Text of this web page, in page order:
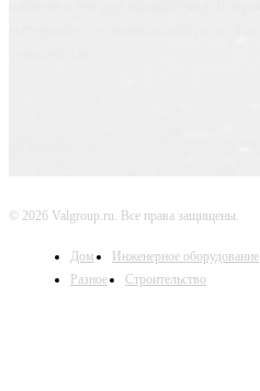
© 2026 Valgroup.ru. Все права защищены.
Дом Инженерное оборудование
Разное
Строительство